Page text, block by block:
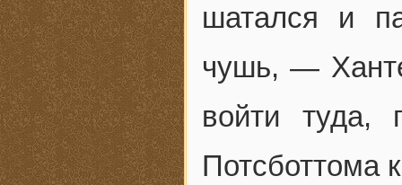
шатался и
чушь, —
войти туда,
Потсботтома